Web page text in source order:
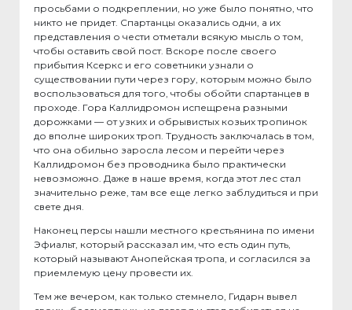
просьбами о подкреплении, но уже было понятно, что
никто не придет. Спартанцы оказались одни, а их
представления о чести отметали всякую мысль о том,
чтобы оставить свой пост. Вскоре после своего
прибытия Ксеркс и его советники узнали о
существовании пути через гору, которым можно было
воспользоваться для того, чтобы обойти спартанцев в
проходе. Гора Каллидромон испещрена разными
дорожками — от узких и обрывистых козьих тропинок
до вполне широких троп. Трудность заключалась в том,
что она обильно заросла лесом и перейти через
Каллидромон без проводника было практически
невозможно. Даже в наше время, когда этот лес стал
значительно реже, там все еще легко заблудиться и при
свете дня.
Наконец персы нашли местного крестьянина по имени
Эфиальт, который рассказал им, что есть один путь,
который называют Анопейская тропа, и согласился за
приемлемую цену провести их.
Тем же вечером, как только стемнело, Гидарн вывел